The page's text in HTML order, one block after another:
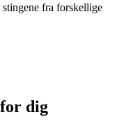
fra forskellige
dig